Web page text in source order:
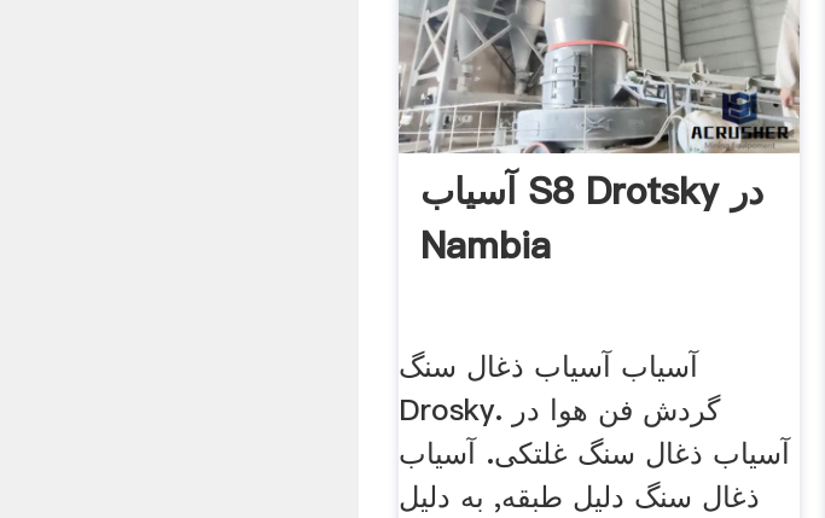
آسیاب S8 Drotsky در
Nambia
آسیاب آسیاب ذغال سنگ
Drosky. گردش فن هوا در
آسیاب ذغال سنگ غلتکی. آسیاب
ذغال سنگ دلیل طبقه, به دلیل